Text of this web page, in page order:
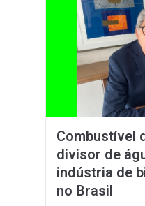
Combustível
divisor de
indústria de
no Brasil